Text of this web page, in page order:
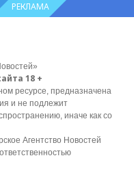
РЕКЛАМА
18 +
ресурсе, предназначена
и не подлежит
иначе как со
Агентство Новостей